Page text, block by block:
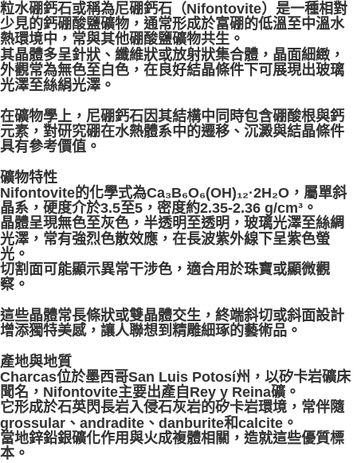
粒水硼鈣石或稱為尼硼鈣石（Nifontovite）是一種相對
少見的鈣硼酸鹽礦物，通常形成於富硼的低溫至中溫水
熱環境中，常與其他硼酸鹽礦物共生。
其晶體多呈針狀、纖維狀或放射狀集合體，晶面細緻，
外觀常為無色至白色，在良好結晶條件下可展現出玻璃
光澤至絲絹光澤。
在礦物學上，尼硼鈣石因其結構中同時包含硼酸根與鈣
元素，對研究硼在水熱體系中的遷移、沉澱與結晶條件
具有參考價值。
礦物特性
Nifontovite的化學式為Ca₃B₆O₆(OH)₁₂·2H₂O，屬單斜
晶系，硬度介於3.5至5，密度約2.35-2.36 g/cm³。
晶體呈現無色至灰色，半透明至透明，玻璃光澤至絲綢
光澤，常有強烈色散效應，在長波紫外線下呈紫色螢
光。
切割面可能顯示異常干涉色，適合用於珠寶或顯微觀
察。
這些晶體常長條狀或雙晶體交生，終端斜切或斜面設計
增添獨特美感，讓人聯想到精雕細琢的藝術品。
產地與地質
Charcas位於墨西哥San Luis Potosí州，以矽卡岩礦床
聞名，Nifontovite主要出產自Rey y Reina礦。
它形成於石英閃長岩入侵石灰岩的矽卡岩環境，常伴隨
grossular、andradite、danburite和calcite。
當地鋅鉛銀礦化作用與火成複體相關，造就這些優質標
本。